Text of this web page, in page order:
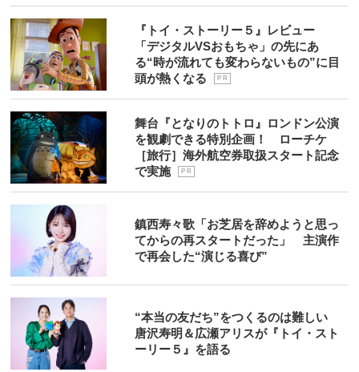
『トイ・ストーリー５』レビュー
「デジタルVSおもちゃ」の先にあ
る“時が流れても変わらないもの”に目
頭が熱くなる
P R
舞台『となりのトトロ』ロンドン公演
を観劇できる特別企画！ ローチケ
［旅行］海外航空券取扱スタート記念
で実施
P R
鎮西寿々歌「お芝居を辞めようと思っ
てからの再スタートだった」 主演作
で再会した“演じる喜び”
“本当の友だち”をつくるのは難しい
唐沢寿明＆広瀬アリスが『トイ・スト
ーリー５』を語る